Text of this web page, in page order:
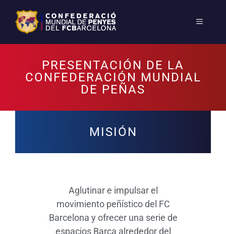
PRESENTACIÓN DE LA
CONFEDERACIÓN MUNDIAL
DE PEÑAS
MISIÓN
Aglutinar e impulsar el
movimiento peñístico del FC
Barcelona y ofrecer una serie de
espacios Barça alrededor del